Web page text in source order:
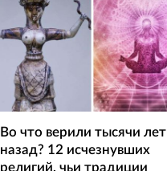
Во что верили тысячи лет
назад? 12 исчезнувших
религий, чьи традиции